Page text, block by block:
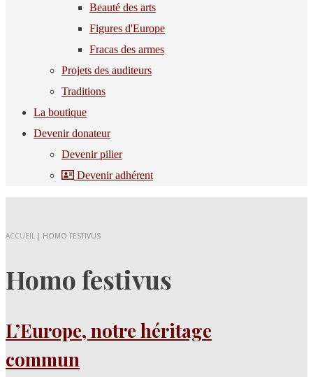
Beauté des arts
Figures d'Europe
Fracas des armes
Projets des auditeurs
Traditions
La boutique
Devenir donateur
Devenir pilier
Devenir adhérent
ACCUEIL | HOMO FESTIVUS
Homo festivus
L’Europe, notre héritage
commun